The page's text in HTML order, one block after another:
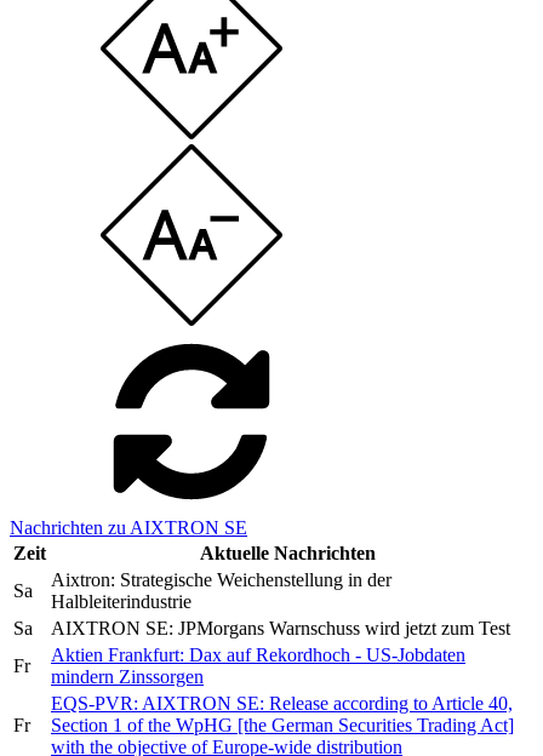
Nachrichten zu AIXTRON SE
Zeit
Aktuelle Nachrichten
Sa
Aixtron: Strategische Weichenstellung in der
Halbleiterindustrie
Sa
AIXTRON SE: JPMorgans Warnschuss wird jetzt zum Test
Fr
Aktien Frankfurt: Dax auf Rekordhoch - US-Jobdaten
mindern Zinssorgen
Fr
EQS-PVR: AIXTRON SE: Release according to Article 40,
Section 1 of the WpHG [the German Securities Trading Act]
with the objective of Europe-wide distribution